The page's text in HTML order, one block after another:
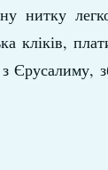
нитку
кліків,
Єрусалиму,